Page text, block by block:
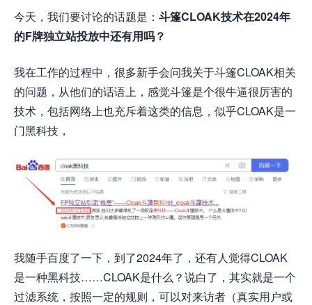
今天，我们要讨论的话题是： 斗篷CLOAK技术在2024年
的F牌独立站投放中还有用吗？
我在工作的过程中，很多新手会问我关于斗篷CLOAK相关
的问题，从他们的话语上，感觉斗篷是个很牛逼很厉害的
技术，包括网络上也充斥着这类的信息，似乎CLOAK是一
门黑科技，
我随手百度了一下，到了2024年了，还有人觉得CLOAK
是一种黑科技……CLOAK是什么？说白了，其实就是一个
过滤系统，按照一定的规则，可以对来访者（真实用户或